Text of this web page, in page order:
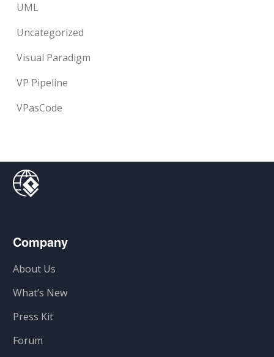
UML
Uncategorized
Visual Paradigm
VP Pipeline
VPasCode
Company
About Us
What’s New
Press Kit
Forum